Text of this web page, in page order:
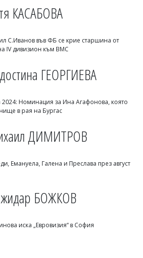
КАСАБОВА
С.Иванов във ФБ се крие старшина от
IV дивизион към ВМС
ГЕОРГИЕВА
2024: Номинация за Ина Агафонова, която
в рая на Бургас
ДИМИТРОВ
Емануела, Галена и Преслава през август
БОЖКОВ
иска „Евровизия“ в София